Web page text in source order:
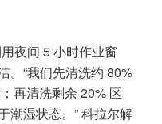
夜间 5 小时作业窗
。“我们先清洗约 80%
再清洗剩余 20% 区
潮湿状态。” 科拉尔解